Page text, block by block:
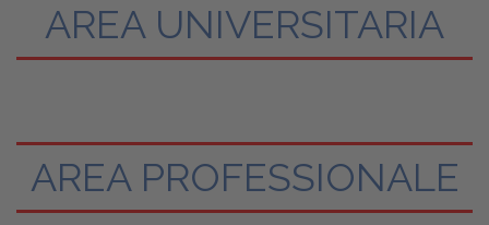
AREA UNIVERSITARIA
AREA PROFESSIONALE